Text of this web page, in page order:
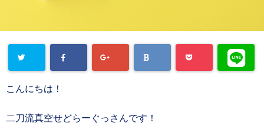
こんにちは！
二刀流真空せどらーぐっさんです！